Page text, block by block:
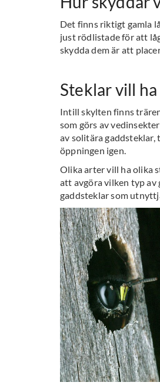
Det finns riktigt gamla
just rödlistade för att
skydda dem är att
Steklar vill
Intill skylten finns
som görs av
av solitära gaddsteklar,
öppningen igen.
Olika arter vill ha olika
att avgöra vilken typ av
gaddsteklar som